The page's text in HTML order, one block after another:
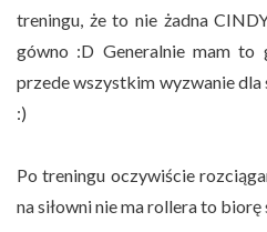
treningu, że to nie żadna
gówno :D Generalnie mam to
przede wszystkim wyzwanie
:)
Po treningu oczywiście
na siłowni nie ma rollera to biorę